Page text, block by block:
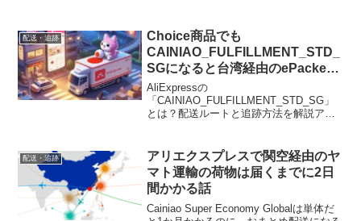
テムの全貌を解説します。
配送・追跡
Choice商品でも
CAINIAO_FULFILLMENT_STD_
SGになると台湾経由のePacket
で届き、時間がかかる話
AliExpressの
「CAINIAO_FULFILLMENT_STD_SG」
とは？配送ルートと追跡方法を解説アリ
『CAINIAO_FULFILLMENT_STD_...
配送・追跡
アリエクスプレスで関空経由のヤ
マト運輸の荷物は届くまでに2日
間かかる話
Cainiao Super Economy Globalは単体だ